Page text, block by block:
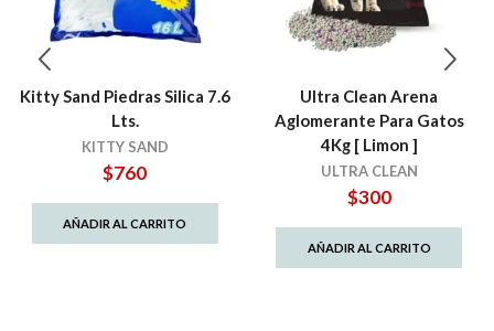
Kitty Sand Piedras Silica 7.6
Lts.
KITTY SAND
$760
AÑADIR AL CARRITO
Ultra Clean Arena
Aglomerante Para Gatos
4Kg [ Limon ]
ULTRA CLEAN
$300
AÑADIR AL CARRITO